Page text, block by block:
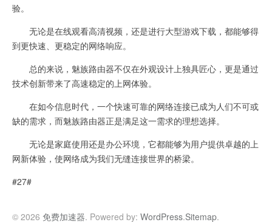
验。
无论是在线观看高清视频，还是进行大型游戏下载，都能够得
到更快速、更稳定的网络响应。
总的来说，魅族路由器不仅在外观设计上独具匠心，更是通过
技术创新带来了高速稳定的上网体验。
在如今信息时代，一个快速可靠的网络连接已成为人们不可或
缺的需求，而魅族路由器正是满足这一需求的理想选择。
无论是家庭使用还是办公环境，它都能够为用户提供卓越的上
网新体验，使网络成为我们无缝连接世界的桥梁。
#27#
© 2026 免费加速器. Powered by: WordPress.Sitemap.